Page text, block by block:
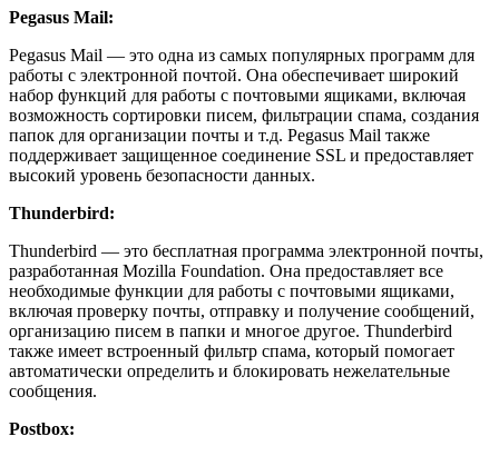
Pegasus Mail:
Pegasus Mail — это одна из самых популярных программ для
работы с электронной почтой. Она обеспечивает широкий
набор функций для работы с почтовыми ящиками, включая
возможность сортировки писем, фильтрации спама, создания
папок для организации почты и т.д. Pegasus Mail также
поддерживает защищенное соединение SSL и предоставляет
высокий уровень безопасности данных.
Thunderbird:
Thunderbird — это бесплатная программа электронной почты,
разработанная Mozilla Foundation. Она предоставляет все
необходимые функции для работы с почтовыми ящиками,
включая проверку почты, отправку и получение сообщений,
организацию писем в папки и многое другое. Thunderbird
также имеет встроенный фильтр спама, который помогает
автоматически определить и блокировать нежелательные
сообщения.
Postbox: